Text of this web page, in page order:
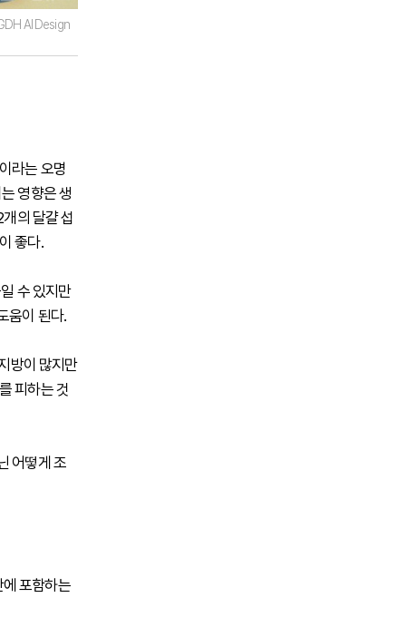
AI Design
라는 오명
영향은 생
의 달걀 섭
좋다.
수 있지만
움이 된다.
방이 많지만
피하는 것
어떻게 조
포함하는